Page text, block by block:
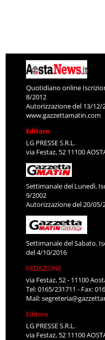
Quotidiano online
8/2012
Autorizzazione del 13/12/
www.gazzettamatin.com
Editore
LG PRESSE S.R.L.
via Festaz, 52 11100
Settimanale del Lunedì.
9/2002
Autorizzazione del 20/05/
Settimanale del Sabato.
del 4/10/2016
REDAZIONE
via Festaz, 52 - 11100
Tel: 0165/231711 - Fax:
Mail:
Editore
LG PRESSE S.R.L.
via Festaz, 52 11100